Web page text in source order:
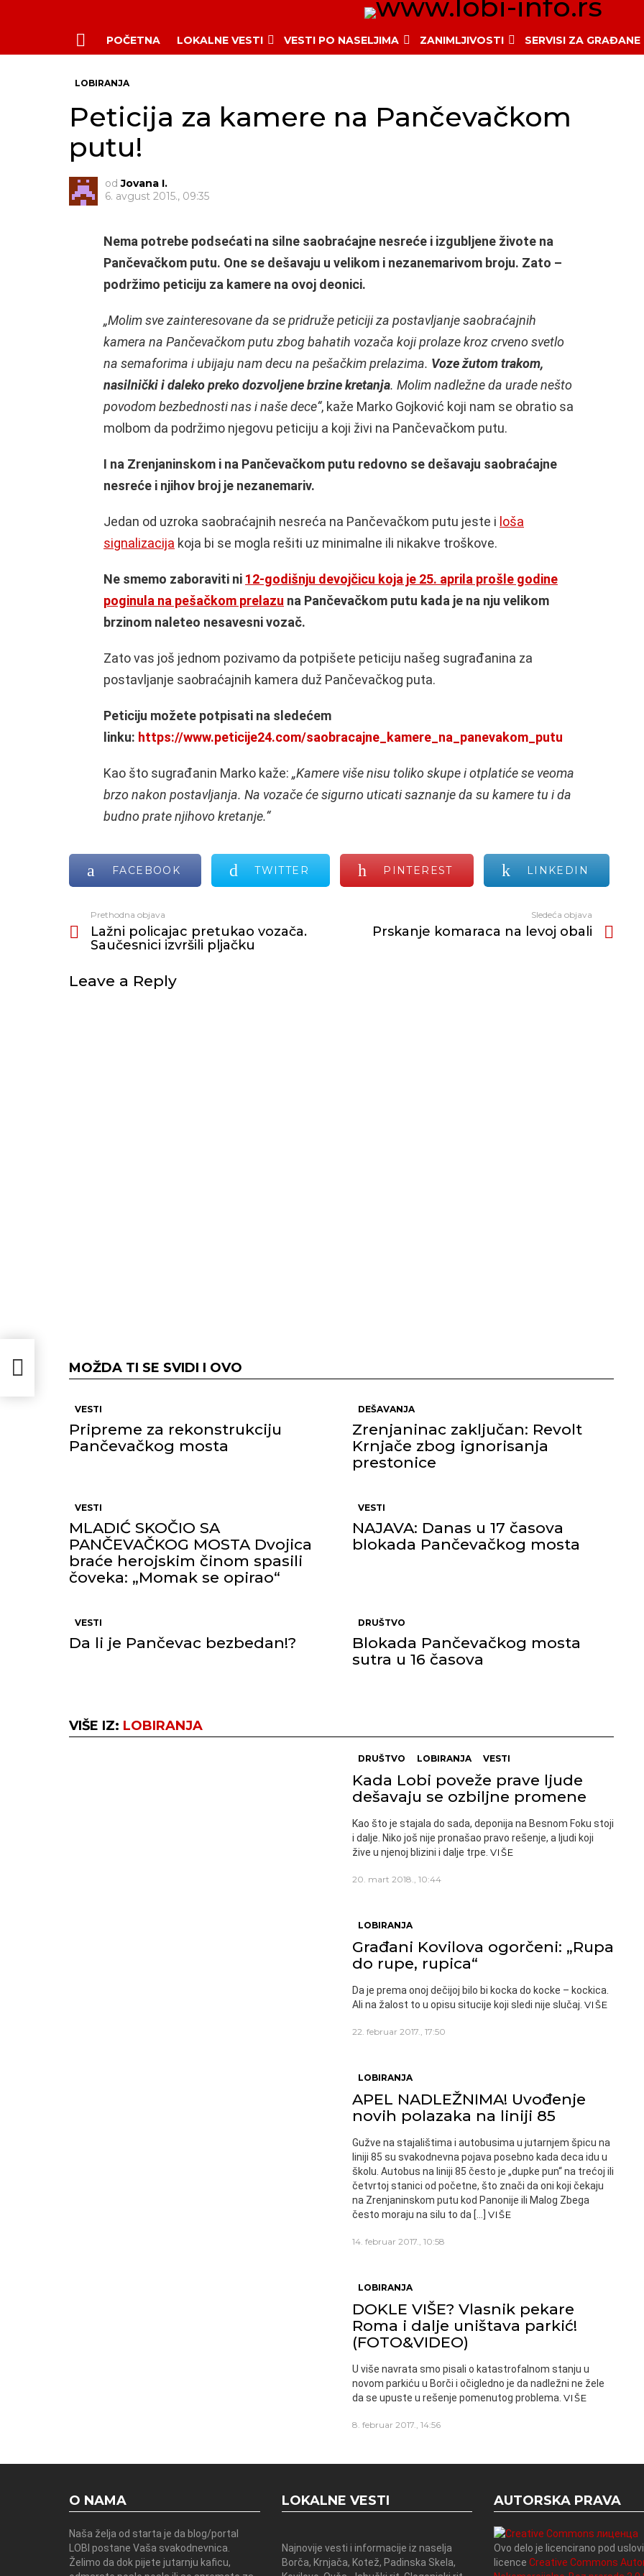
Menu
POČETNA LOKALNE VESTI VESTI PO NASELJIMA ZANIMLJIVOSTI SERVISI ZA GRAĐANE
LOBIRANJA
Peticija za kamere na Pančevačkom
putu!
od Jovana I.
6. avgust 2015., 09:35
Nema potrebe podsećati na silne saobraćajne nesreće i izgubljene živote na
Pančevačkom putu. One se dešavaju u velikom i nezanemarivom broju. Zato –
podržimo peticiju za kamere na ovoj deonici.
„Molim sve zainteresovane da se pridruže peticiji za postavljanje saobraćajnih
kamera na Pančevačkom putu zbog bahatih vozača koji prolaze kroz crveno svetlo
na semaforima i ubijaju nam decu na pešačkim prelazima. Voze žutom trakom,
nasilnički i daleko preko dozvoljene brzine kretanja. Molim nadležne da urade nešto
povodom bezbednosti nas i naše dece“, kaže Marko Gojković koji nam se obratio sa
molbom da podržimo njegovu peticiju a koji živi na Pančevačkom putu.
I na Zrenjaninskom i na Pančevačkom putu redovno se dešavaju saobraćajne
nesreće i njihov broj je nezanemariv.
Jedan od uzroka saobraćajnih nesreća na Pančevačkom putu jeste i loša
signalizacija koja bi se mogla rešiti uz minimalne ili nikakve troškove.
Ne smemo zaboraviti ni 12-godišnju devojčicu koja je 25. aprila prošle godine
poginula na pešačkom prelazu na Pančevačkom putu kada je na nju velikom
brzinom naleteo nesavesni vozač.
Zato vas još jednom pozivamo da potpišete peticiju našeg sugrađanina za
postavljanje saobraćajnih kamera duž Pančevačkog puta.
Peticiju možete potpisati na sledećem
linku: https://www.peticije24.com/saobracajne_kamere_na_panevakom_putu
Kao što sugrađanin Marko kaže: „Kamere više nisu toliko skupe i otplatiće se veoma
brzo nakon postavljanja. Na vozače će sigurno uticati saznanje da su kamere tu i da
budno prate njihovo kretanje.“
FACEBOOK TWITTER PINTEREST LINKEDIN
još
Prethodna objava
Lažni policajac pretukao vozača.
Saučesnici izvršili pljačku
Sledeća objava
Prskanje komaraca na levoj obali
Leave a Reply
MOŽDA TI SE SVIDI I OVO
VESTI
Pripreme za rekonstrukciju
Pančevačkog mosta
DEŠAVANJA
Zrenjaninac zaključan: Revolt
Krnjače zbog ignorisanja
prestonice
VESTI
MLADIĆ SKOČIO SA
PANČEVAČKOG MOSTA Dvojica
braće herojskim činom spasili
čoveka: „Momak se opirao“
VESTI
NAJAVA: Danas u 17 časova
blokada Pančevačkog mosta
VESTI
Da li je Pančevac bezbedan!?
DRUŠTVO
Blokada Pančevačkog mosta
sutra u 16 časova
VIŠE IZ: LOBIRANJA
DRUŠTVO LOBIRANJA VESTI
Kada Lobi poveže prave ljude
dešavaju se ozbiljne promene
Kao što je stajala do sada, deponija na Besnom Foku stoji
i dalje. Niko još nije pronašao pravo rešenje, a ljudi koji
žive u njenoj blizini i dalje trpe. VIŠE
20. mart 2018., 10:44
LOBIRANJA
Građani Kovilova ogorčeni: „Rupa
do rupe, rupica“
Da je prema onoj dečijoj bilo bi kocka do kocke – kockica.
Ali na žalost to u opisu situcije koji sledi nije slučaj. VIŠE
22. februar 2017., 17:50
LOBIRANJA
APEL NADLEŽNIMA! Uvođenje
novih polazaka na liniji 85
Gužve na stajalištima i autobusima u jutarnjem špicu na
liniji 85 su svakodnevna pojava posebno kada deca idu u
školu. Autobus na liniji 85 često je „dupke pun“ na trećoj ili
četvrtoj stanici od početne, što znači da oni koji čekaju
na Zrenjaninskom putu kod Panonije ili Malog Zbega
često moraju na silu to da […] VIŠE
14. februar 2017., 10:58
LOBIRANJA
DOKLE VIŠE? Vlasnik pekare
Roma i dalje uništava parkić!
(FOTO&VIDEO)
U više navrata smo pisali o katastrofalnom stanju u
novom parkiću u Borči i očigledno je da nadležni ne žele
da se upuste u rešenje pomenutog problema. VIŠE
8. februar 2017., 14:56
O NAMA
Naša želja od starta je da blog/portal
LOBI postane Vaša svakodnevnica.
Želimo da dok pijete jutarnju kaficu,
LOKALNE VESTI
Najnovije vesti i informacije iz naselja
Borča, Krnjača, Kotež, Padinska Skela,
AUTORSKA PRAVA
Ovo delo je licencirano pod
licence Creative Commons